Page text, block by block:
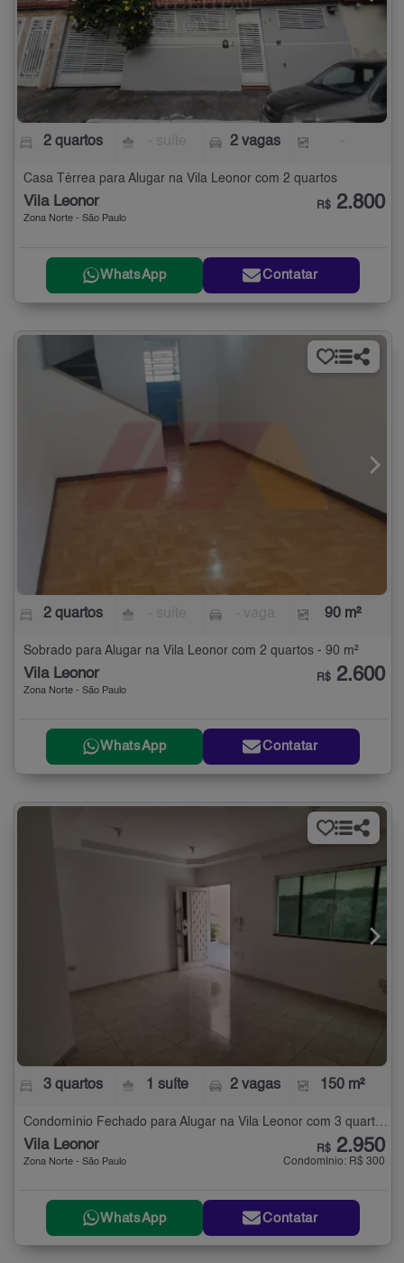
2 quartos 2 vagas
Casa Térrea para Alugar na Vila Leonor com 2 quartos
Vila Leonor
Zona Norte - São Paulo
R$ 2.800
WhatsApp Contatar
2 quartos 90 m²
Sobrado para Alugar na Vila Leonor com 2 quartos - 90 m²
Vila Leonor
Zona Norte - São Paulo
R$ 2.600
WhatsApp Contatar
3 quartos 1 suíte 2 vagas 150 m²
Condomínio Fechado para Alugar na Vila Leonor com 3 quartos - 150 m²
Vila Leonor
Zona Norte - São Paulo
R$ 2.950
Condomínio: R$ 300
WhatsApp Contatar